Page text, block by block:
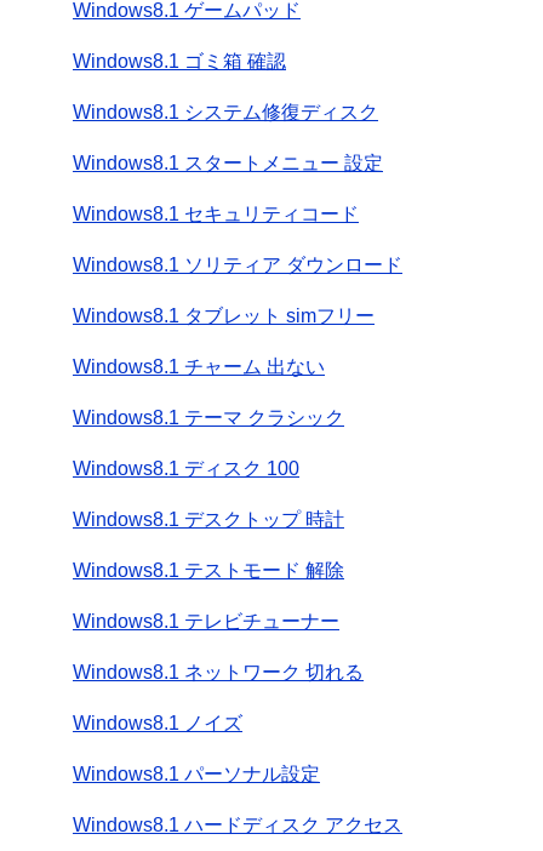
Windows8.1 ゲームパッド
Windows8.1 ゴミ箱 確認
Windows8.1 システム修復ディスク
Windows8.1 スタートメニュー 設定
Windows8.1 セキュリティコード
Windows8.1 ソリティア ダウンロード
Windows8.1 タブレット simフリー
Windows8.1 チャーム 出ない
Windows8.1 テーマ クラシック
Windows8.1 ディスク 100
Windows8.1 デスクトップ 時計
Windows8.1 テストモード 解除
Windows8.1 テレビチューナー
Windows8.1 ネットワーク 切れる
Windows8.1 ノイズ
Windows8.1 パーソナル設定
Windows8.1 ハードディスク アクセス